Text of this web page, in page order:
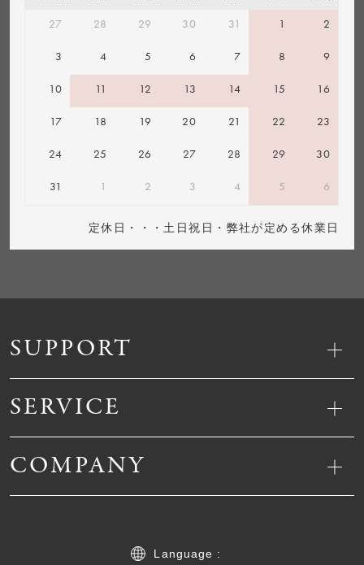
SUPPORT
SERVICE
COMPANY
Language :
27 28 29 30 31 1 2
3 4 5 6 7 8 9
10 11 12 13 14 15 16
17 18 19 20 21 22 23
24 25 26 27 28 29 30
31 1 2 3 4 5 6
定休日・・・土日祝日・弊社が定める休業日